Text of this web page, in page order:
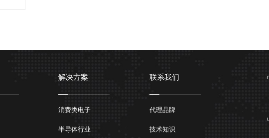
解决方案
消费类电子
半导体行业
联系我们
代理品牌
技术知识